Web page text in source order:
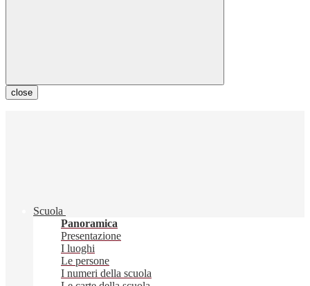
close
Scuola
Panoramica
Presentazione
I luoghi
Le persone
I numeri della scuola